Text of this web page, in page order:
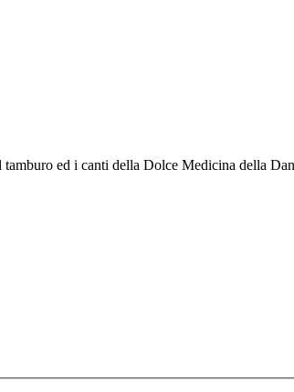
ed i canti della Dolce Medicina della